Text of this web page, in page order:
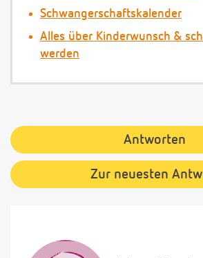
Schwangerschaftskalender
Alles über Kinderwunsch &
werden
Antworten
Zur neuesten